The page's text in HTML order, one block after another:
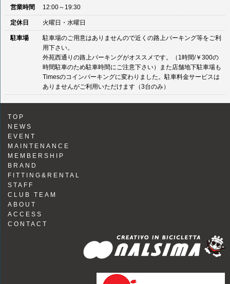
営業時間 12:00～19:30
定休日 火曜日・水曜日
駐車場
駐車場のご用意はありませんので近くの路上パーキング等をご利
用下さい。
外苑西通りの路上パーキングがオススメです。（1時間/￥300の
時間駐車のため駐車時間にご注意下さい）また店舗地下駐車場も
Timesのコインパーキングに変わりました。駐車料金サービスは
ありませんがご利用いただけます（3台のみ）
TOP
NEWS
EVENT
MAINTENANCE
MEMBERSHIP
BRAND
FITTING&RENTAL
STAFF
CLUB TEAM
ABOUT
ACCESS
CONTACT